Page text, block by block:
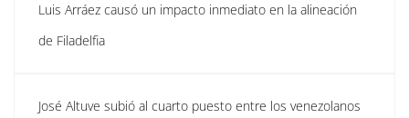
Luis Arráez causó un impacto inmediato en la alineación
de Filadelfia
José Altuve subió al cuarto puesto entre los venezolanos